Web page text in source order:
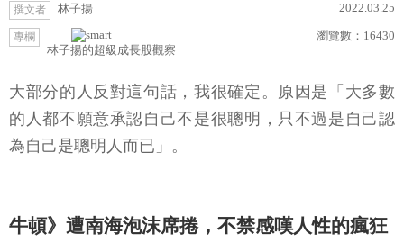
撰文者 林子揚 2022.03.25
專欄
林子揚的超級成長股觀察
瀏覽數： 16430
大部分的人反對這句話，我很確定。原因是「大多數
的人都不願意承認自己不是很聰明，只不過是自己認
為自己是聰明人而已」。
牛頓》遭南海泡沫席捲，不禁感嘆人性的瘋狂